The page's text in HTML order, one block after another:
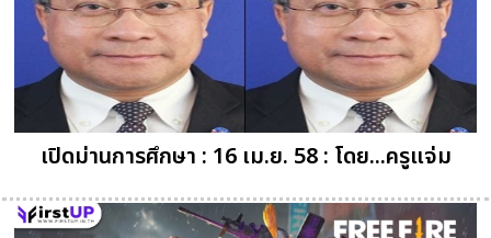
เปิดม่านการศึกษา : 16 เม.ย. 58 : โดย...ครูแจ่ม